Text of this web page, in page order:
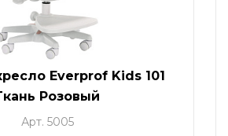
Everprof Kids 101
Розовый
Арт. 5005